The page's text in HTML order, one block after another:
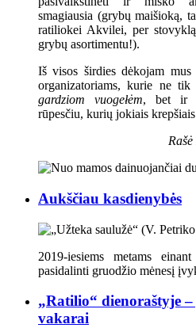
smagiausia (grybų maišioką,
ratiliokei Akvilei, per
grybų asortimentu!).
Iš visos širdies dėkojam mus
organizatoriams, kurie ne
gardziom vuogełėm, bet ir
rūpesčiu, kurių jokiais
Aukščiau kasdienybės
2019-iesiems metams
pasidalinti gruodžio mėnesį
„Ratilio“ dienoraštyje
vakarai